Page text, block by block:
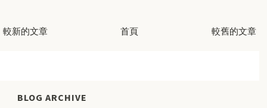
較新的文章 較舊的文章
首頁
BLOG ARCHIVE